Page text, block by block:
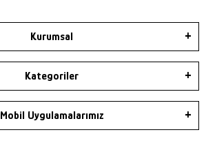
Kurumsal
Kategoriler
Mobil Uygulamalarımız